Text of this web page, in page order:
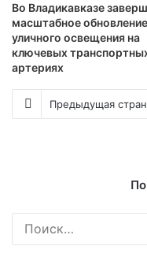
Во Владикавказе
масштабное обновление
уличного освещения на
ключевых
артериях
Предыдущая